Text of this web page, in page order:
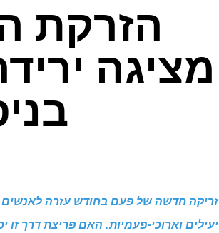
הזרקת
מציגה
יעילים וארוכי-פעמיות. האם פריצת דרך